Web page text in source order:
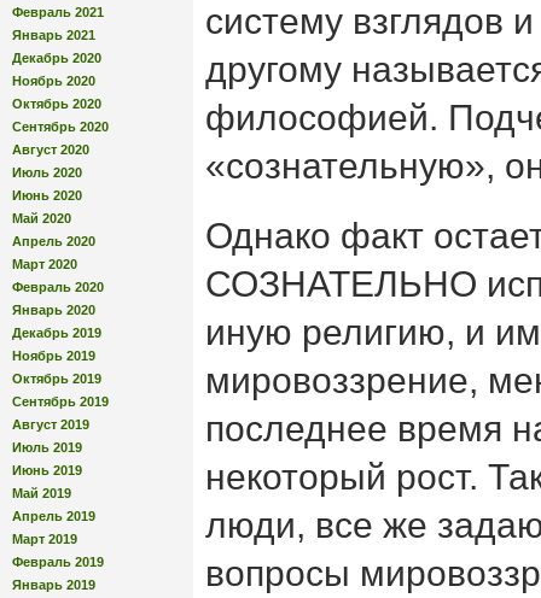
Февраль 2021
Январь 2021
Декабрь 2020
Ноябрь 2020
Октябрь 2020
Сентябрь 2020
Август 2020
Июль 2020
Июнь 2020
Май 2020
Апрель 2020
Март 2020
Февраль 2020
Январь 2020
Декабрь 2019
Ноябрь 2019
Октябрь 2019
Сентябрь 2019
Август 2019
Июль 2019
Июнь 2019
Май 2019
Апрель 2019
Март 2019
Февраль 2019
Январь 2019
систему взглядов
другому
философией.
«сознательную»,
Однако факт
СОЗНАТЕЛЬНО
иную религию, и
мировоззрение,
последнее время
некоторый рост.
люди, все же
вопросы